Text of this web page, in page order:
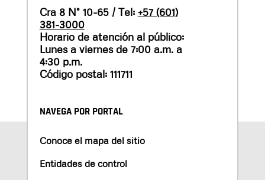
Cra 8 N° 10-65 / Tel: +57 (601)
381-3000
Horario de atención al público:
Lunes a viernes de 7:00 a.m. a
4:30 p.m.
Código postal: 111711
NAVEGA POR PORTAL
Conoce el mapa del sitio
Entidades de control